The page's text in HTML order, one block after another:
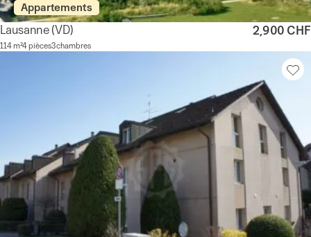
Appartements
Lausanne(VD)
114 m²4 pièces3 chambres
2,900 CHF